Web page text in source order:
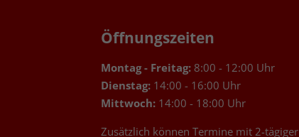
Öffnungszeiten
Montag - Freitag: 8:00 - 12:00 Uhr
Dienstag: 14:00 - 16:00 Uhr
Mittwoch: 14:00 - 18:00 Uhr
Zusätzlich können Termine mit 2-tägiger